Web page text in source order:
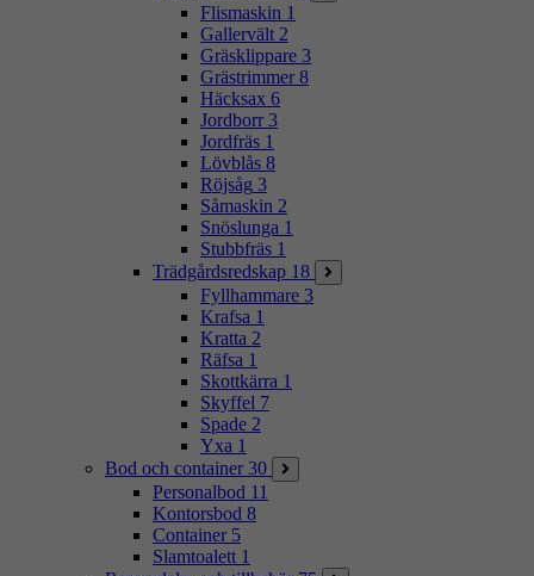
Flismaskin 1
Gallervält 2
Gräsklippare 3
Grästrimmer 8
Häcksax 6
Jordborr 3
Jordfräs 1
Lövblås 8
Röjsåg 3
Såmaskin 2
Snöslunga 1
Stubbfräs 1
Trädgårdsredskap 18
Fyllhammare 3
Krafsa 1
Kratta 2
Räfsa 1
Skottkärra 1
Skyffel 7
Spade 2
Yxa 1
Bod och container 30
Personalbod 11
Kontorsbod 8
Container 5
Slamtoalett 1